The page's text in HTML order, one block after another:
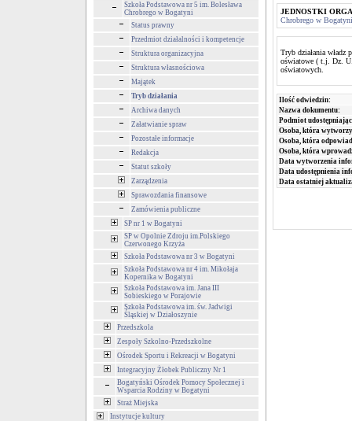
Szkoła Podstawowa nr 5 im. Bolesława
Chrobrego w Bogatyni
Status prawny
Przedmiot działalności i kompetencje
Struktura organizacyjna
Struktura własnościowa
Majątek
Tryb działania
Archiwa danych
Załatwianie spraw
Pozostałe informacje
Redakcja
Statut szkoły
Zarządzenia
Sprawozdania finansowe
Zamówienia publiczne
SP nr 1 w Bogatyni
SP w Opolnie Zdroju im.Polskiego
Czerwonego Krzyża
Szkoła Podstawowa nr 3 w Bogatyni
Szkoła Podstawowa nr 4 im. Mikołaja
Kopernika w Bogatyni
Szkoła Podstawowa im. Jana III
Sobieskiego w Porajowie
Szkoła Podstawowa im. św. Jadwigi
Śląskiej w Działoszynie
Przedszkola
Zespoły Szkolno-Przedszkolne
Ośrodek Sportu i Rekreacji w Bogatyni
Integracyjny Żłobek Publiczny Nr 1
Bogatyński Ośrodek Pomocy Społecznej i
Wsparcia Rodziny w Bogatyni
Straż Miejska
Instytucje kultury
JEDNOSTKI
Chrobrego w Bogatyni
Tryb działania
oświatowe ( t.j. Dz.
oświatowych.
Ilość odwiedzin:
Nazwa dokumentu:
Podmiot
Osoba, która
Osoba, która
Osoba, która
Data wytworzenia
Data udostępnienia
Data ostatniej